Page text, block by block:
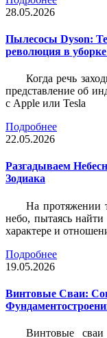
28.05.2026
Пылесосы Dyson:
революция в
Когда речь
представление об
с Apple или Tesla
Подробнее
22.05.2026
Разгадываем
Зодиака
На протяжении
небо, пытаясь
характере и
Подробнее
19.05.2026
Винтовые Сваи:
Винтовые